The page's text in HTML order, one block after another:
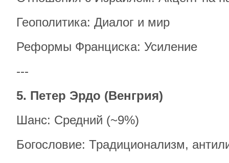
Геополитика: Диалог и мир
Реформы Франциска: Усиление
---
5. Петер Эрдо (Венгрия)
Шанс: Средний (~9%)
Богословие: Традиционализм,